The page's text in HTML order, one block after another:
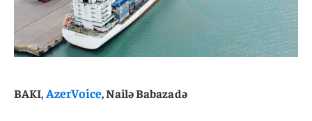
BAKI,AzerVoice, Nailə Babazadə